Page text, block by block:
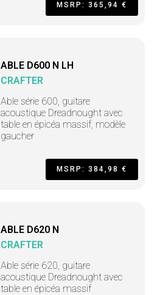
MSRP: 365,94 €
ABLE D600 N LH
CRAFTER
Able série 600, guitare
acoustique Dreadnought avec
table en épicéa massif, modèle
gaucher
MSRP: 384,98 €
ABLE D620 N
CRAFTER
Able série 620, guitare
acoustique Dreadnought avec
table en épicéa massif